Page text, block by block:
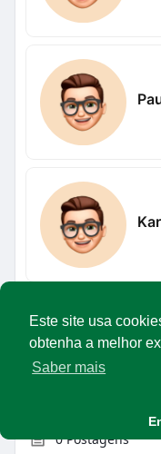
Este site usa
obtenha a melhor
Saber mais
0Postagens